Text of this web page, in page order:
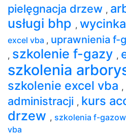
pielęgnacja drzew ,
usługi bhp ,
excel vba , uprawnienia f-
, szkolenie f-gazy ,
szkolenia
szkolenie excel vba ,
administracji , kurs
drzew , szkolenia f-
vba